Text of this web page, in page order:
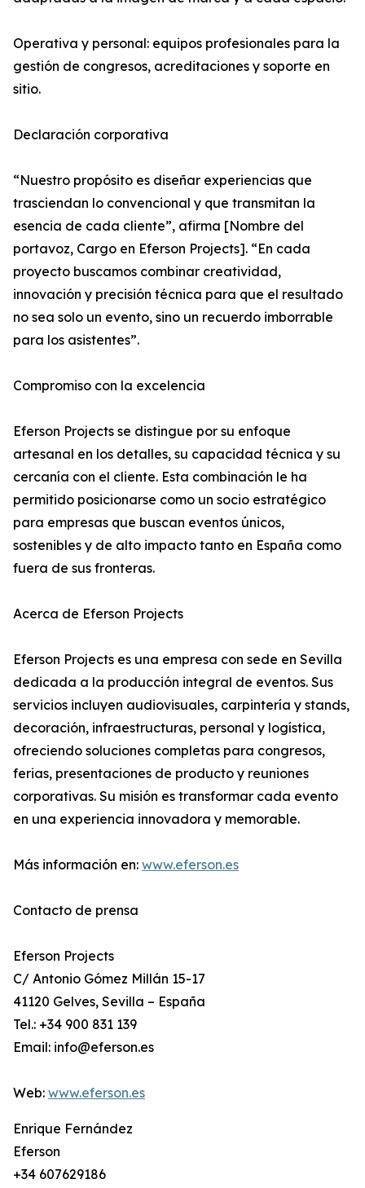
Operativa y personal: equipos profesionales para la
gestión de congresos, acreditaciones y soporte en
sitio.
Declaración corporativa
“Nuestro propósito es diseñar experiencias que
trasciendan lo convencional y que transmitan la
esencia de cada cliente”, afirma [Nombre del
portavoz, Cargo en Eferson Projects]. “En cada
proyecto buscamos combinar creatividad,
innovación y precisión técnica para que el resultado
no sea solo un evento, sino un recuerdo imborrable
para los asistentes”.
Compromiso con la excelencia
Eferson Projects se distingue por su enfoque
artesanal en los detalles, su capacidad técnica y su
cercanía con el cliente. Esta combinación le ha
permitido posicionarse como un socio estratégico
para empresas que buscan eventos únicos,
sostenibles y de alto impacto tanto en España como
fuera de sus fronteras.
Acerca de Eferson Projects
Eferson Projects es una empresa con sede en Sevilla
dedicada a la producción integral de eventos. Sus
servicios incluyen audiovisuales, carpintería y stands,
decoración, infraestructuras, personal y logística,
ofreciendo soluciones completas para congresos,
ferias, presentaciones de producto y reuniones
corporativas. Su misión es transformar cada evento
en una experiencia innovadora y memorable.
Más información en: www.eferson.es
Contacto de prensa
Eferson Projects
C/ Antonio Gómez Millán 15-17
41120 Gelves, Sevilla – España
Tel.: +34 900 831 139
Email: info@eferson.es
Web: www.eferson.es
Enrique Fernández
Eferson
+34 607629186